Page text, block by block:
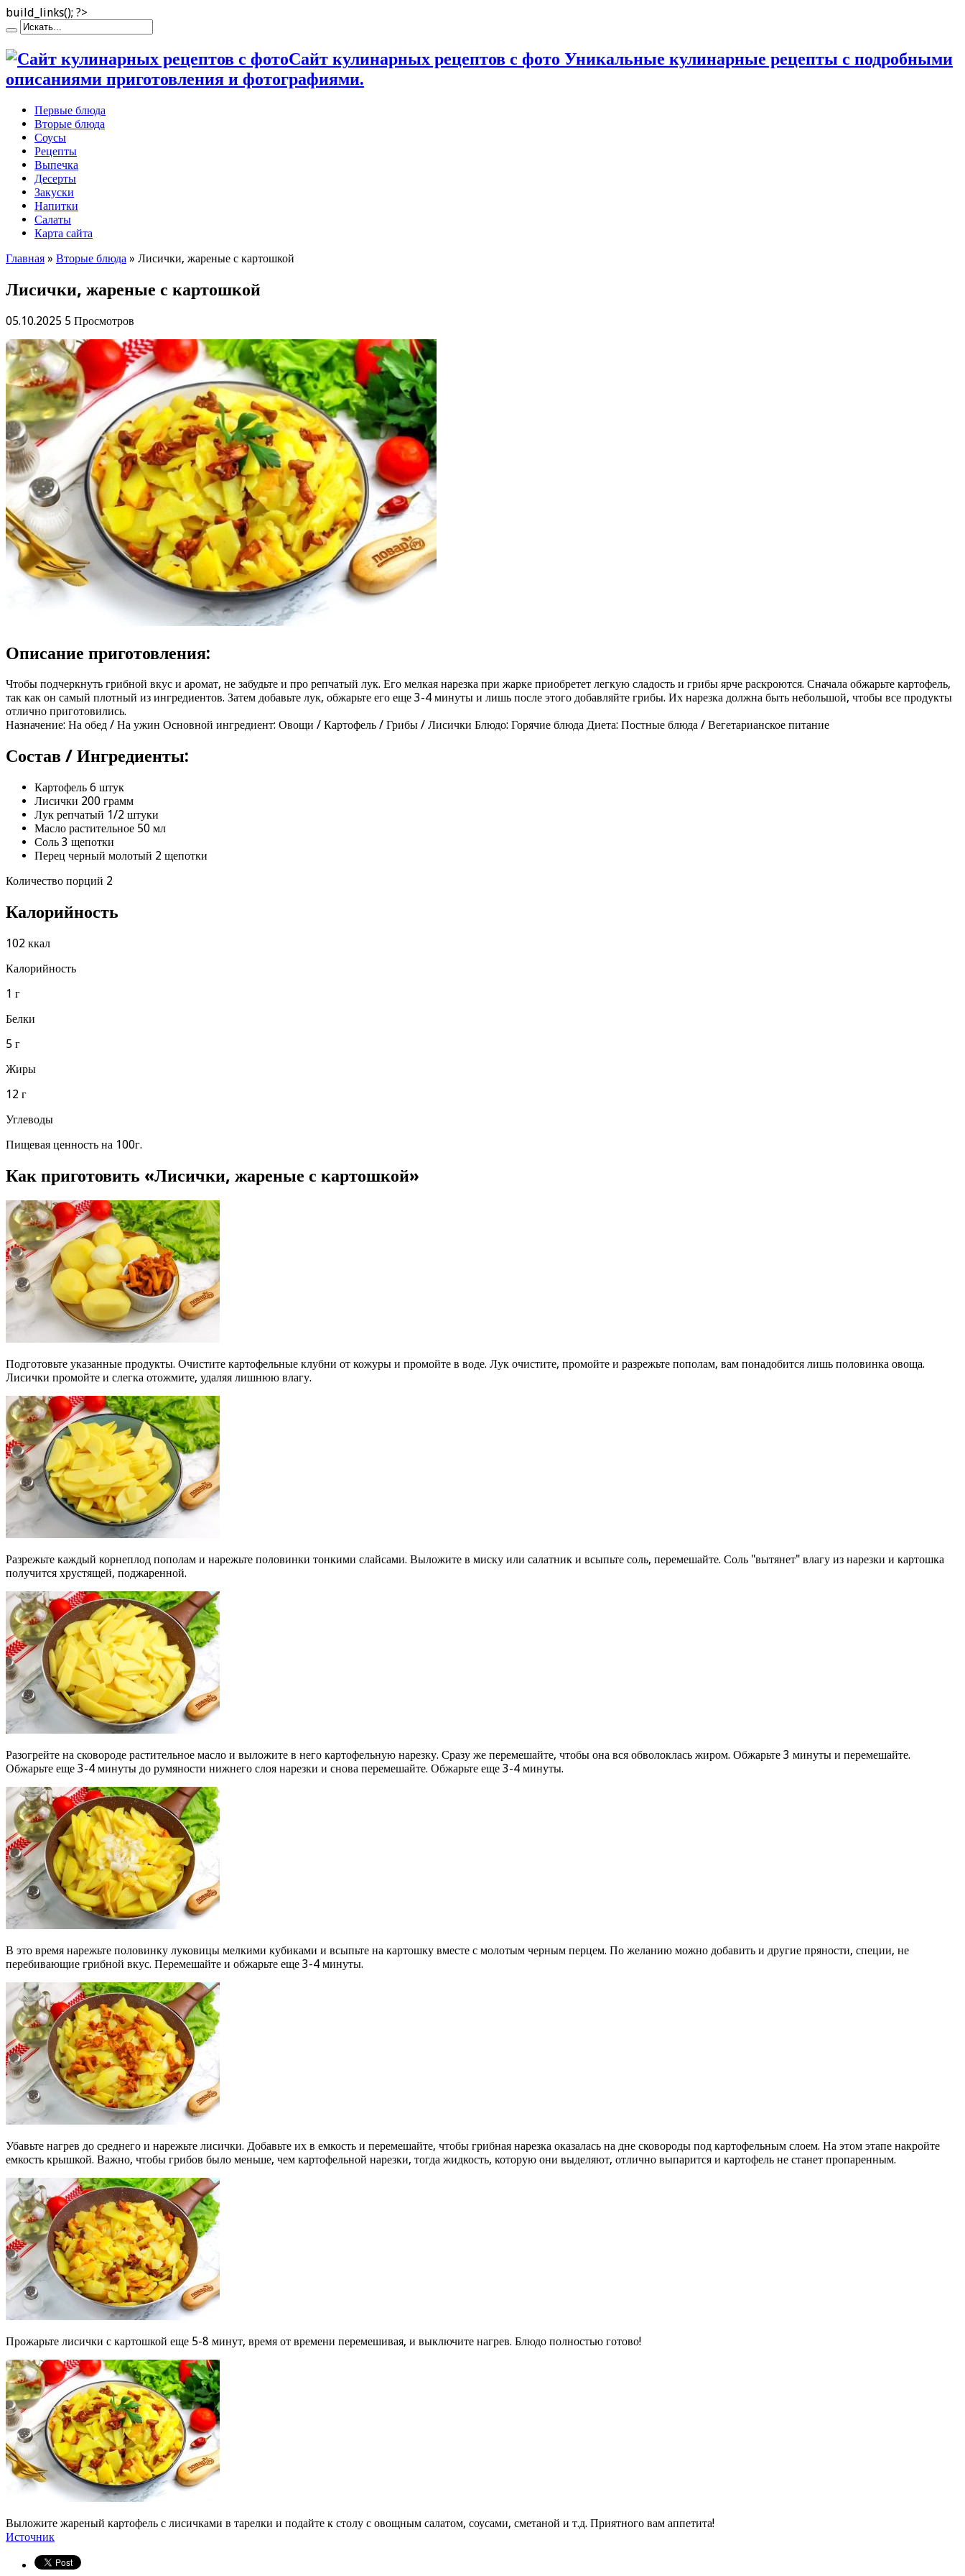
build_links(); ?>
Сайт кулинарных рецептов с фото Уникальные кулинарные рецепты с подробными
описаниями приготовления и фотографиями.
Первые блюда
Вторые блюда
Соусы
Рецепты
Выпечка
Десерты
Закуски
Напитки
Салаты
Карта сайта
Главная » Вторые блюда » Лисички, жареные с картошкой
Лисички, жареные с картошкой
05.10.2025 5 Просмотров
Описание приготовления:
Чтобы подчеркнуть грибной вкус и аромат, не забудьте и про репчатый лук. Его мелкая нарезка при жарке приобретет легкую сладость и грибы ярче раскроются. Сначала обжарьте картофель,
так как он самый плотный из ингредиентов. Затем добавьте лук, обжарьте его еще 3-4 минуты и лишь после этого добавляйте грибы. Их нарезка должна быть небольшой, чтобы все продукты
отлично приготовились.
Назначение: На обед / На ужин Основной ингредиент: Овощи / Картофель / Грибы / Лисички Блюдо: Горячие блюда Диета: Постные блюда / Вегетарианское питание
Состав / Ингредиенты:
Картофель 6 штук
Лисички 200 грамм
Лук репчатый 1/2 штуки
Масло растительное 50 мл
Соль 3 щепотки
Перец черный молотый 2 щепотки
Количество порций 2
Калорийность
102 ккал
Калорийность
1 г
Белки
5 г
Жиры
12 г
Углеводы
Пищевая ценность на 100г.
Как приготовить «Лисички, жареные с картошкой»
Подготовьте указанные продукты. Очистите картофельные клубни от кожуры и промойте в воде. Лук очистите, промойте и разрежьте пополам, вам понадобится лишь половинка овоща.
Лисички промойте и слегка отожмите, удаляя лишнюю влагу.
Разрежьте каждый корнеплод пополам и нарежьте половинки тонкими слайсами. Выложите в миску или салатник и всыпьте соль, перемешайте. Соль "вытянет" влагу из нарезки и картошка
получится хрустящей, поджаренной.
Разогрейте на сковороде растительное масло и выложите в него картофельную нарезку. Сразу же перемешайте, чтобы она вся обволоклась жиром. Обжарьте 3 минуты и перемешайте.
Обжарьте еще 3-4 минуты до румяности нижнего слоя нарезки и снова перемешайте. Обжарьте еще 3-4 минуты.
В это время нарежьте половинку луковицы мелкими кубиками и всыпьте на картошку вместе с молотым черным перцем. По желанию можно добавить и другие пряности, специи, не
перебивающие грибной вкус. Перемешайте и обжарьте еще 3-4 минуты.
Убавьте нагрев до среднего и нарежьте лисички. Добавьте их в емкость и перемешайте, чтобы грибная нарезка оказалась на дне сковороды под картофельным слоем. На этом этапе накройте
емкость крышкой. Важно, чтобы грибов было меньше, чем картофельной нарезки, тогда жидкость, которую они выделяют, отлично выпарится и картофель не станет пропаренным.
Прожарьте лисички с картошкой еще 5-8 минут, время от времени перемешивая, и выключите нагрев. Блюдо полностью готово!
Выложите жареный картофель с лисичками в тарелки и подайте к столу с овощным салатом, соусами, сметаной и т.д. Приятного вам аппетита!
Источник